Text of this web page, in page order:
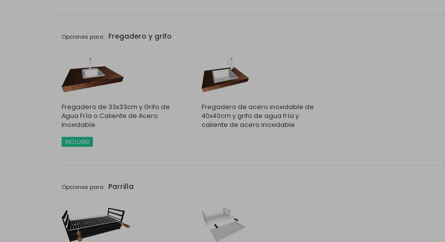
Opciones para: Fregadero y grifo
Fregadero de 33x33cm y Grifo de
Agua Fría o Caliente de Acero
Inoxidable
INCLUIDO
Fregadero de acero inoxidable de
40x40cm y grifo de agua fría y
caliente de acero inoxidable
Opciones para: Parrilla